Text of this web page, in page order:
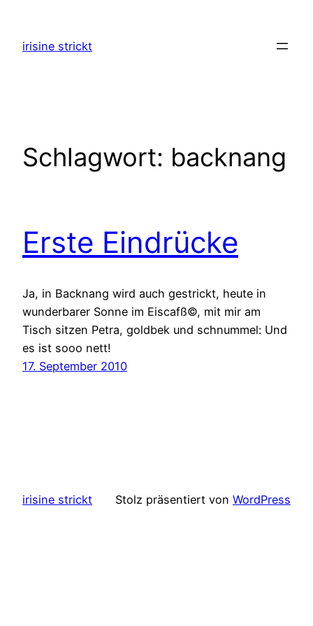
springen
irisine strickt
Schlagwort: backnang
Erste Eindrücke
Ja, in Backnang wird auch gestrickt, heute in
wunderbarer Sonne im Eiscafß©, mit mir am
Tisch sitzen Petra, goldbek und schnummel: Und
es ist sooo nett!
17. September 2010
irisine strickt Stolz präsentiert von WordPress